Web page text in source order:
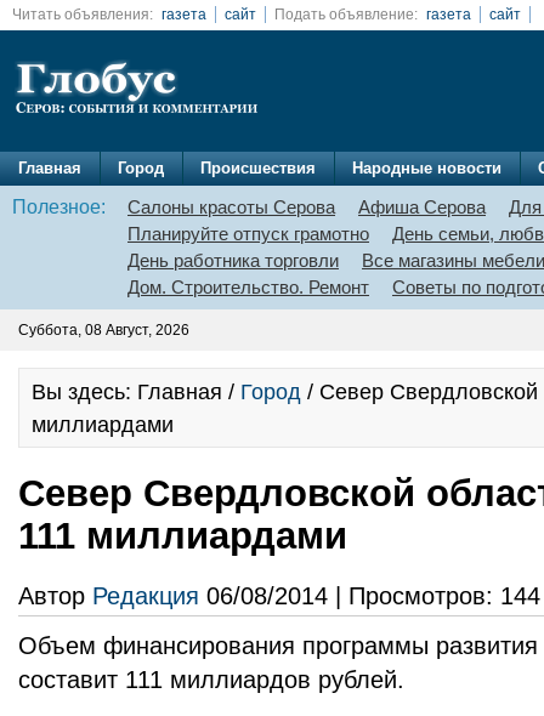
Читать объявления: газета сайт Подать объявление: газета сайт
Главная Город Происшествия Народные новости
Полезное: Салоны красоты Серова Афиша Серова
Для
Планируйте отпуск грамотно
День семьи,
День работника торговли
Все магазины мебели
Дом. Строительство. Ремонт
Советы по
Суббота, 08 Август, 2026
Вы здесь: Главная / Город / Север Свердловской
миллиардами
Север Свердловской
111 миллиардами
Автор Редакция 06/08/2014 | Просмотров: 144
Объем финансирования программы развития
составит 111 миллиардов рублей.